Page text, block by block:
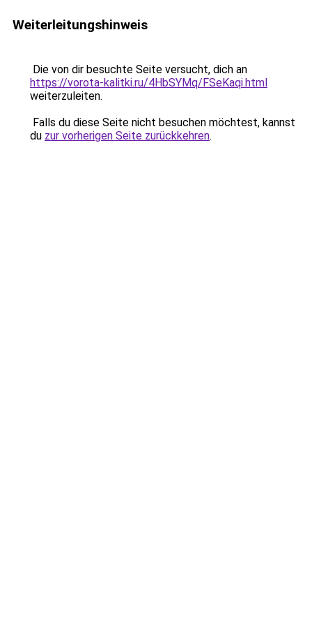
Weiterleitungshinweis
Die von dir besuchte Seite versucht, dich an
https://vorota-kalitki.ru/4HbSYMq/FSeKaqi.html
weiterzuleiten.
Falls du diese Seite nicht besuchen möchtest, kannst
du zur vorherigen Seite zurückkehren.